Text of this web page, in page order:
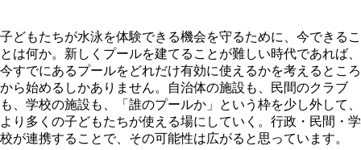
子どもたちが水泳を体験できる機会を守るために、今できるこ
とは何か。新しくプールを建てることが難しい時代であれば、
今すでにあるプールをどれだけ有効に使えるかを考えるところ
から始めるしかありません。自治体の施設も、民間のクラブ
も、学校の施設も、「誰のプールか」という枠を少し外して、
より多くの子どもたちが使える場にしていく。行政・民間・学
校が連携することで、その可能性は広がると思っています。